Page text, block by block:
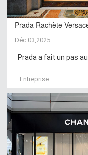
Prada Rachète
Déc 03,2025
Prada a fait un pas
Entreprise